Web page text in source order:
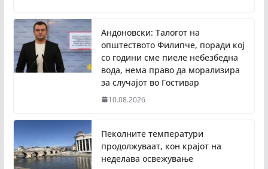
Андоновски: Талогот на
општеството Филипче, поради кој
со години сме пиеле небезбедна
вода, нема право да морализира
за случајот во Гостивар
10.08.2026
Пеколните температури
продолжуваат, кон крајот на
неделава освежување